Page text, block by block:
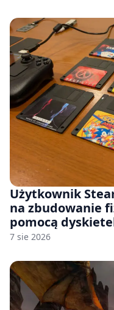
Użytkownik
na zbudowanie
pomocą
7 sie 2026